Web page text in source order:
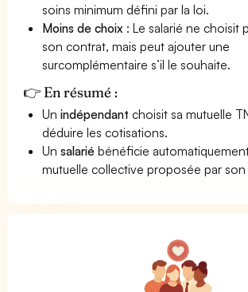
soins minimum défini par la loi.
Moins de choix : Le salarié ne choisit
son contrat, mais peut ajouter une
surcomplémentaire s’il le souhaite.
👉 En résumé :
Unindépendant choisit sa mutuelle
déduire les cotisations.
Unsalarié bénéficie
mutuelle collective proposée par son